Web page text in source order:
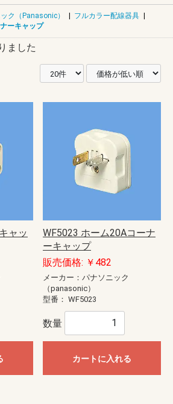
ク（Panasonic） | フルカラー配線器具 |
ーキャップ
ました
ャッ
WF5023 ホーム20Aコーナ
ーキャップ
販売価格: ￥482
メーカー：パナソニック
（panasonic）
型番： WF5023
数量
カートに入れる